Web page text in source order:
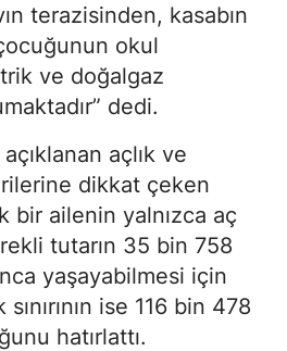
terazisinden, kasabın
okul
ve doğalgaz
dedi.
açlık ve
dikkat çeken
bir ailenin yalnızca aç
tutarın 35 bin 758
yaşayabilmesi için
ise 116 bin 478
hatırlattı.